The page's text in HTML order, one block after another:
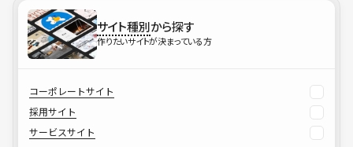
サイト種別から探す
作りたいサイトが決まっている方
コーポレートサイト
採用サイト
サービスサイト